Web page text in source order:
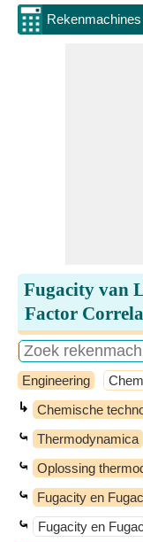
Rekenmachines
Fugacity van
Factor
Engineering
↳ Chemische
⤿ Thermodynamica
⤿ Oplossing
⤿ Fugacity en
⤿ Fugacity en